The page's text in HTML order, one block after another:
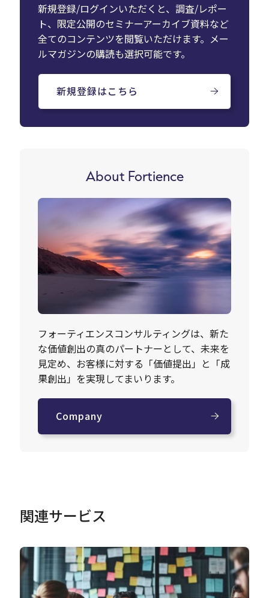
新規登録/ログインいただくと、調査/レポー
ト、限定公開のセミナーアーカイブ資料など
全てのコンテンツを閲覧いただけます。メー
ルマガジンの購読も選択可能です。
新規登録はこちら
About Fortience
フォーティエンスコンサルティングは、新た
な価値創出の真のパートナーとして、未来を
見定め、お客様に対する「価値提出」と「成
果創出」を実現してまいります。
Company
関連サービス